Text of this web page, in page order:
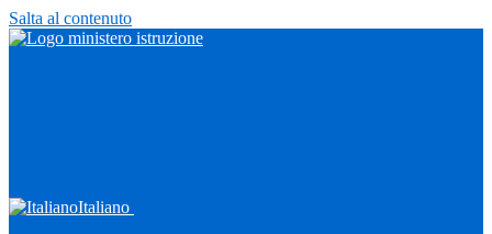
Salta al contenuto
Italiano